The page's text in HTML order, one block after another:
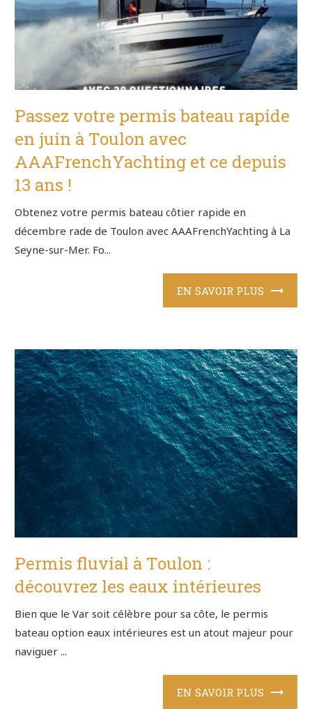
Passez votre permis bateau rapide
en juin à Toulon avec
AAAFrenchYachting et ce depuis
13 ans !
Obtenez votre permis bateau côtier rapide en
décembre rade de Toulon avec AAAFrenchYachting à La
Seyne-sur-Mer. Fo...
EN SAVOIR PLUS
Permis fluvial à Toulon :
découvrez les eaux intérieures
Bien que le Var soit célèbre pour sa côte, le permis
bateau option eaux intérieures est un atout majeur pour
naviguer ...
EN SAVOIR PLUS